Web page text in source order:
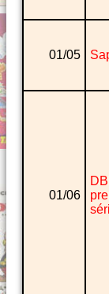
01/05
01/06